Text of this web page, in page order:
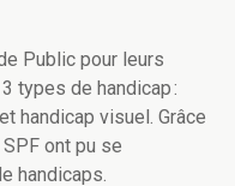
Public pour leurs
types de handicap :
handicap visuel. Grâce
ont pu se
handicaps.